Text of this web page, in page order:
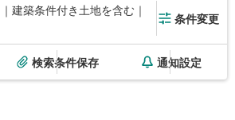
建築条件付き土地を含む｜
条件変更
検索条件保存 通知設定